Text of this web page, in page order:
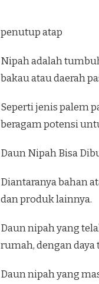
penutup atap
Nipah adalah
bakau atau daerah
Seperti jenis palem
beragam potensi
Daun Nipah Bisa
Diantaranya bahan
dan produk lainnya.
Daun nipah yang
rumah, dengan daya
Daun nipah yang